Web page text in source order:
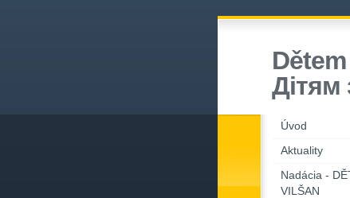
Дiтям
Úvod
Aktuality
Nadácia -
VILŠAN